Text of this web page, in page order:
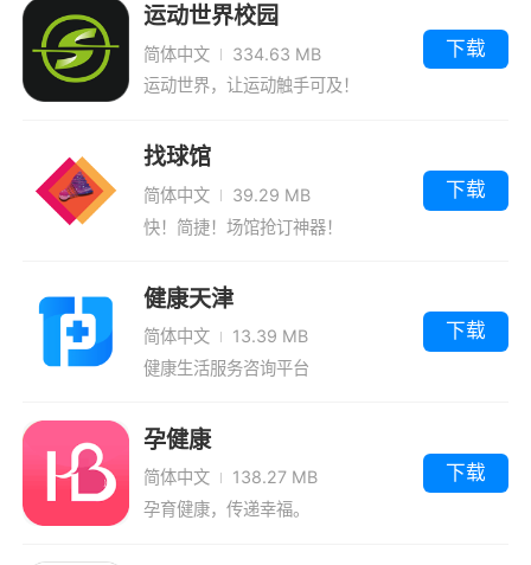
运动世界校园
简体中文
334.63 MB
运动世界，让运动触手可及！
下载
找球馆
简体中文
39.29 MB
快！简捷！场馆抢订神器！
下载
健康天津
简体中文
13.39 MB
健康生活服务咨询平台
下载
孕健康
简体中文
138.27 MB
孕育健康，传递幸福。
下载